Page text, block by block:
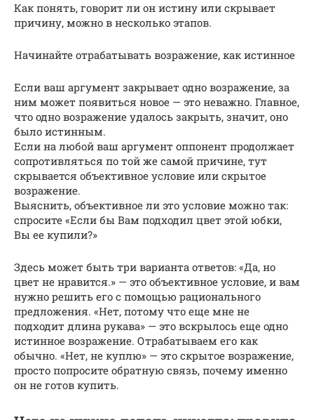
Как понять, говорит ли он истину или скрывает
причину, можно в несколько этапов.
Начинайте отрабатывать возражение, как истинное
Если ваш аргумент закрывает одно возражение, за
ним может появиться новое — это неважно. Главное,
что одно возражение удалось закрыть, значит, оно
было истинным.
Если на любой ваш аргумент оппонент продолжает
сопротивляться по той же самой причине, тут
скрывается объективное условие или скрытое
возражение.
Выяснить, объективное ли это условие можно так:
спросите «Если бы Вам подходил цвет этой юбки,
Вы ее купили?»
Здесь может быть три варианта ответов: «Да, но
цвет не нравится.» — это объективное условие, и вам
нужно решить его с помощью рационального
предложения. «Нет, потому что еще мне не
подходит длина рукава» — это вскрылось еще одно
истинное возражение. Отрабатываем его как
обычно. «Нет, не куплю» — это скрытое возражение,
просто попросите обратную связь, почему именно
он не готов купить.